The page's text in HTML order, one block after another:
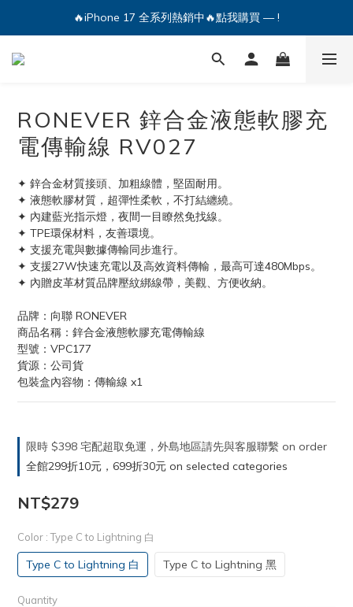
🔥iPhone 17 全系列熱銷中🔥點我購買 — !
🔥iPhone 17 全系列熱銷中🔥點我購買 — !
💕加入Q哥 Line 新好友領優惠券！🎫
RONEVER 鋅合金液態軟膠充
電傳輸線 RV027
✦ 鋅合金材質接頭、加粗線體，堅固耐用。
✦ 液態軟膠材質，超彈性柔軟，不打結纏繞。
✦ 內建藍光指示燈，夜間一目瞭然免找線。
✦ TPE環保材料，友善環境。
✦ 支援充電與數據傳輸同步進行。
✦ 支援27W快速充電以及高效資料傳輸，最高可達480Mbps。
✦ 內贈皮革材質品牌壓紋綁線帶，美觀、方便收納。
品牌：向聯 RONEVER
商品名稱：鋅合金液態軟膠充電傳輸線
型號：VPC177
貨源：公司貨
包裝盒內容物：傳輸線 x1
限時 $398 宅配超取免運，外島地區請先與客服聯繫 on order
全館299折10元，699折30元 on selected categories
NT$279
Color : Type C to Lightning 白
Type C to Lightning 白 Type C to Lightning 黑
Quantity